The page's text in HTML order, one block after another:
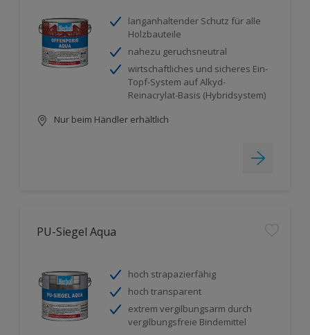
langanhaltender Schutz für alle
Holzbauteile
nahezu geruchsneutral
wirtschaftliches und sicheres Ein-
Topf-System auf Alkyd-
Reinacrylat-Basis (Hybridsystem)
Nur beim Händler erhältlich
PU-Siegel Aqua
hoch strapazierfähig
hoch transparent
extrem vergilbungsarm durch
vergilbungsfreie Bindemittel